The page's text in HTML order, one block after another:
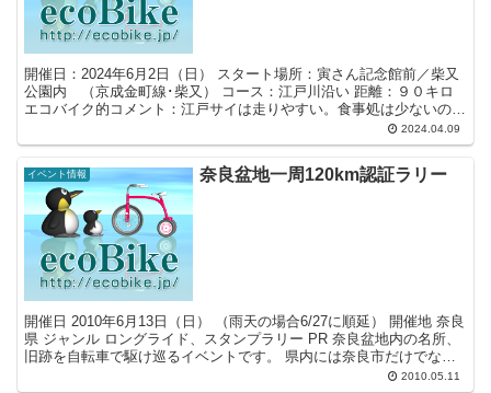
開催日：2024年6月2日（日） スタート場所：寅さん記念館前／柴又
公園内 （京成金町線･柴又） コース：江戸川沿い 距離：９０キロ
エコバイク的コメント：江戸サイは走りやすい。食事処は少ないの
2024.04.09
イベント情報 奈良盆地一周120km認証ラリー
開催日 2010年6月13日（日） （雨天の場合6/27に順延） 開催地 奈良
県 ジャンル ロングライド、スタンプラリー PR 奈良盆地内の名所、
旧跡を自転車で駆け巡るイベントです。 県内には奈良市だけでなく
2010.05.11